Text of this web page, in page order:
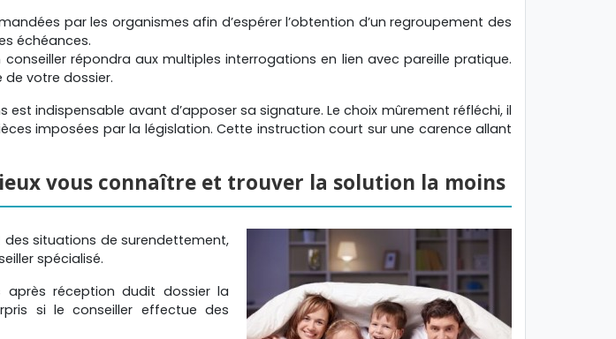
par les organismes afin d’espérer l’obtention d’un regroupement des
échéances.
répondra aux multiples interrogations en lien avec pareille pratique.
votre dossier.
indispensable avant d’apposer sa signature. Le choix mûrement réfléchi, il
imposées par la législation. Cette instruction court sur une carence allant
vous connaître et trouver la solution la moins
des situations de surendettement,
spécialisé.
réception dudit dossier la
si le conseiller effectue des